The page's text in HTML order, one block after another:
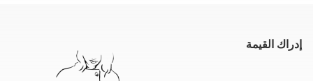
إدراك القيمة